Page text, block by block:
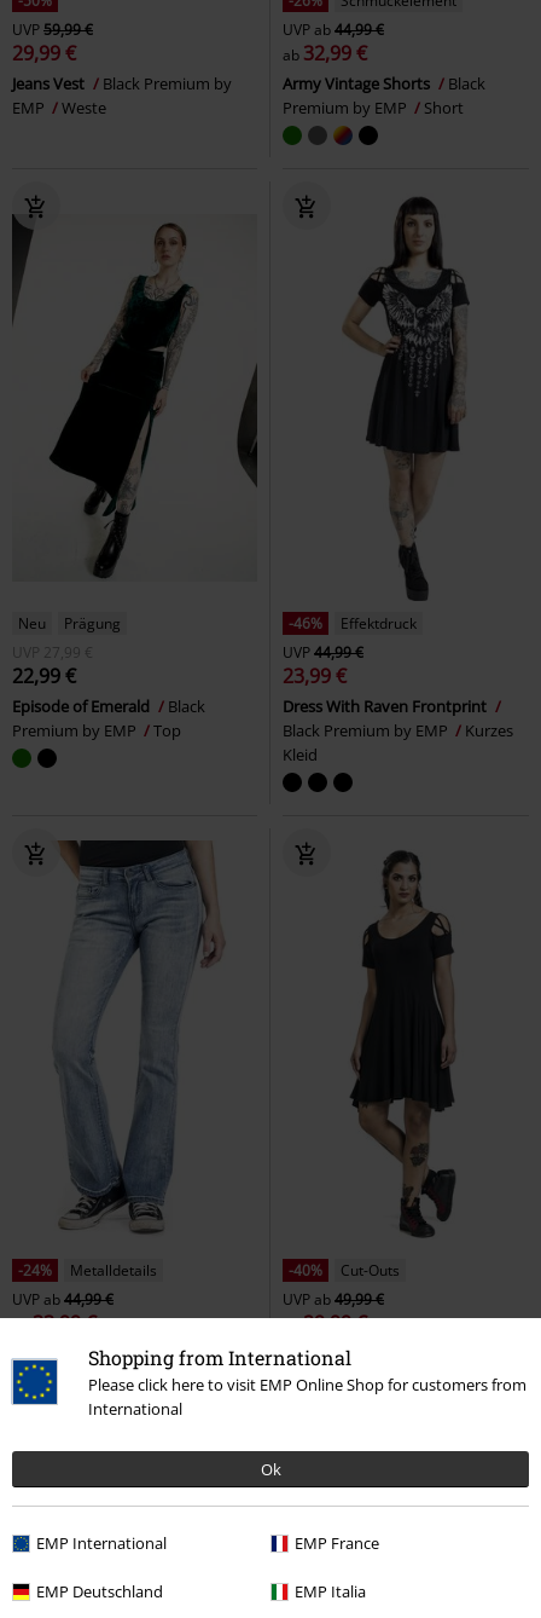
Shopping from International
Please click here to visit EMP Online Shop for customers from
International
Ok
EMP International EMP France
EMP Deutschland EMP Italia
UVP59,99 €
29,99 €
Jeans Vest
Black Premium by
EMP
Weste
UVPab44,99 €
ab 32,99 €
Army Vintage Shorts
Black
Premium by EMP
Short
Neu
Prägung
UVP
27,99 €
22,99 €
Episode of Emerald
Black
Premium by EMP
Top
-46%
Effektdruck
UVP44,99 €
23,99 €
Dress With Raven Frontprint
Black Premium by EMP
Kurzes
Kleid
-24%
Metalldetails
UVPab44,99 €
ab33,99 €
Grace - Hellblaue Jeans mit
Waschung und Schlag
Black
Premium by EMP
Jeans
-40%
Cut-Outs
UVPab49,99 €
ab29,99 €
What It Takes
EMP
Kurzes Kleid